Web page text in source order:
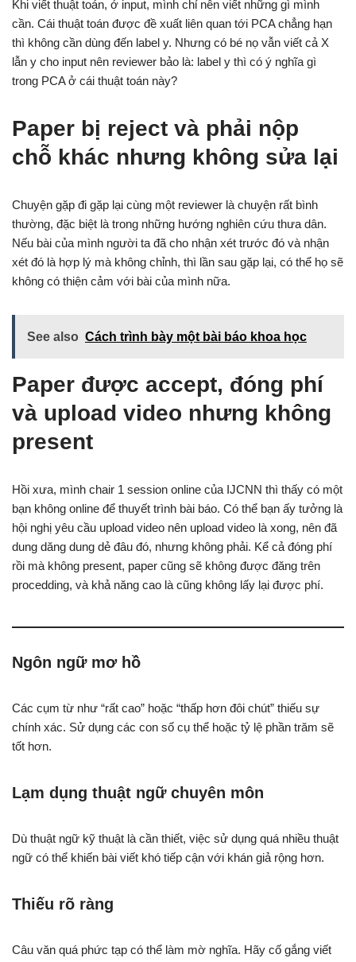
Khi viết thuật toán, ở input, mình chỉ nên viết những gì mình
cần. Cái thuật toán được đề xuất liên quan tới PCA chẳng hạn
thì không cần dùng đến label y. Nhưng có bé nọ vẫn viết cả X
lẫn y cho input nên reviewer bảo là: label y thì có ý nghĩa gì
trong PCA ở cái thuật toán này?
Paper bị reject và phải nộp
chỗ khác nhưng không sửa lại
Chuyện gặp đi gặp lại cùng một reviewer là chuyện rất bình
thường, đặc biệt là trong những hướng nghiên cứu thưa dân.
Nếu bài của mình người ta đã cho nhận xét trước đó và nhận
xét đó là hợp lý mà không chỉnh, thì lần sau gặp lại, có thể họ sẽ
không có thiện cảm với bài của mình nữa.
See also Cách trình bày một bài báo khoa học
Paper được accept, đóng phí
và upload video nhưng không
present
Hồi xưa, mình chair 1 session online của IJCNN thì thấy có một
bạn không online để thuyết trình bài báo. Có thể bạn ấy tưởng là
hội nghị yêu cầu upload video nên upload video là xong, nên đã
dung dăng dung dẻ đâu đó, nhưng không phải. Kể cả đóng phí
rồi mà không present, paper cũng sẽ không được đăng trên
procedding, và khả năng cao là cũng không lấy lại được phí.
Ngôn ngữ mơ hồ
Các cụm từ như “rất cao” hoặc “thấp hơn đôi chút” thiếu sự
chính xác. Sử dụng các con số cụ thể hoặc tỷ lệ phần trăm sẽ
tốt hơn.
Lạm dụng thuật ngữ chuyên môn
Dù thuật ngữ kỹ thuật là cần thiết, việc sử dụng quá nhiều thuật
ngữ có thể khiến bài viết khó tiếp cận với khán giả rộng hơn.
Thiếu rõ ràng
Câu văn quá phức tạp có thể làm mờ nghĩa. Hãy cố gắng viết